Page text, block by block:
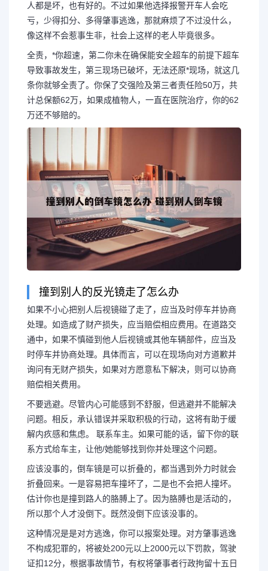
人都是坏，也有好的。不过如果他选择报警开车人会吃
亏，少得扣分、多得肇事逃逸，那就麻烦了不过没什么，
像这样不会惹事生非，社会上这样的老人毕竟很多。
全责，*你超速，第二你未在确保能安全超车的前提下超车
导致事故发生，第三现场已破坏，无法还原*现场，就这几
条你就够全责了。你保了交强险及第三者责任险50万，共
计总保额62万，如果成植物人，一直在医院治疗，你的62
万还不够赔的。
撞到别人的反光镜走了怎么办
如果不小心把别人后视镜碰了走了，应当及时停车并协商
处理。如造成了财产损失，应当赔偿相应费用。在道路交
通中，如果不慎碰到他人后视镜或其他车辆部件，应当及
时停车并协商处理。具体而言，可以在现场向对方道歉并
询问有无财产损失，如果对方愿意私下解决，则可以协商
赔偿相关费用。
不要逃避。尽管内心可能感到不舒服，但逃避并不能解决
问题。相反，承认错误并采取积极的行动，这将有助于缓
解内疚感和焦虑。 联系车主。如果可能的话，留下你的联
系方式给车主，让他/她能够找到你并处理这个问题。
应该没事的，倒车镜是可以折叠的，都当遇到外力时就会
折叠回来。一是容易把车撞坏了，二是也不会把人撞坏。
估计你也是撞到路人的胳膊上了。因为胳膊也是活动的，
所以那个人才没倒下。既然没倒下应该没事的。
这种情况是是对方逃逸，你可以报案处理。对方肇事逃逸
不构成犯罪的，将被处200元以上2000元以下罚款，驾驶
证扣12分，根据事故情节，有权将肇事者行政拘留十五日